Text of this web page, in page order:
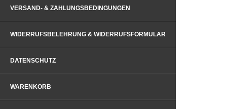
VERSAND- & ZAHLUNGSBEDINGUNGEN
WIDERRUFSBELEHRUNG & WIDERRUFSFORMULAR
DATENSCHUTZ
WARENKORB